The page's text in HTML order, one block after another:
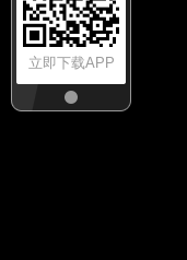
立即下载APP